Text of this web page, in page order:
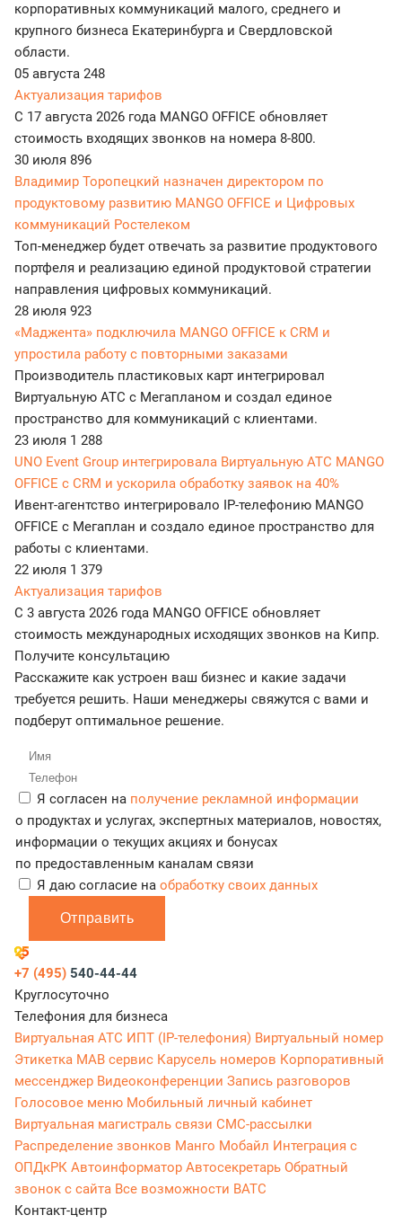
корпоративных коммуникаций малого, среднего и
крупного бизнеса Екатеринбурга и Свердловской
области.
05 августа 248
Актуализация тарифов
С 17 августа 2026 года MANGO OFFICE обновляет
стоимость входящих звонков на номера 8-800.
30 июля 896
Владимир Торопецкий назначен директором по
продуктовому развитию MANGO OFFICE и Цифровых
коммуникаций Ростелеком
Топ-менеджер будет отвечать за развитие продуктового
портфеля и реализацию единой продуктовой стратегии
направления цифровых коммуникаций.
28 июля 923
«Маджента» подключила MANGO OFFICE к CRM и
упростила работу с повторными заказами
Производитель пластиковых карт интегрировал
Виртуальную АТС с Мегапланом и создал единое
пространство для коммуникаций с клиентами.
23 июля 1 288
UNO Event Group интегрировала Виртуальную АТС MANGO
OFFICE с CRM и ускорила обработку заявок на 40%
Ивент-агентство интегрировало IP-телефонию MANGO
OFFICE с Мегаплан и создало единое пространство для
работы с клиентами.
22 июля 1 379
Актуализация тарифов
С 3 августа 2026 года MANGO OFFICE обновляет
стоимость международных исходящих звонков на Кипр.
Получите консультацию
Расскажите как устроен ваш бизнес и какие задачи
требуется решить. Наши менеджеры свяжутся с вами и
подберут оптимальное решение.
Я согласен на получение рекламной информации
о продуктах и услугах, экспертных материалов, новостях,
информации о текущих акциях и бонусах
по предоставленным каналам связи
Я даю согласие на обработку своих данных
Отправить
+7 (495) 540-44-44
Круглосуточно
Телефония для бизнеса
Виртуальная АТС ИПТ (IP-телефония) Виртуальный номер
Этикетка МАВ сервис Карусель номеров Корпоративный
мессенджер Видеоконференции Запись разговоров
Голосовое меню Мобильный личный кабинет
Виртуальная магистраль связи СМС-рассылки
Распределение звонков Манго Мобайл Интеграция с
ОПДкРК Автоинформатор Автосекретарь Обратный
звонок с сайта Все возможности ВАТС
Контакт-центр